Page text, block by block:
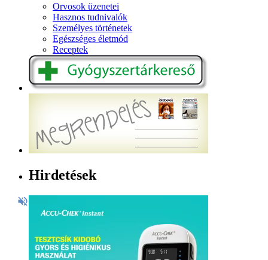
Orvosok üzenetei
Hasznos tudnivalók
Személyes történetek
Egészséges életmód
Receptek
Hirdetések